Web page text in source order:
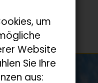
um
Website
Sie Ihre
aus: